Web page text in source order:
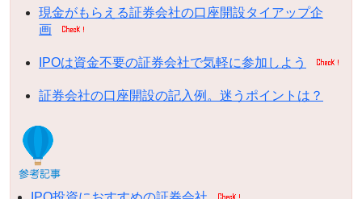
現金がもらえる証券会社の口座開設タイアップ企
画
IPOは資金不要の証券会社で気軽に参加しよう
証券会社の口座開設の記入例。迷うポイントは？